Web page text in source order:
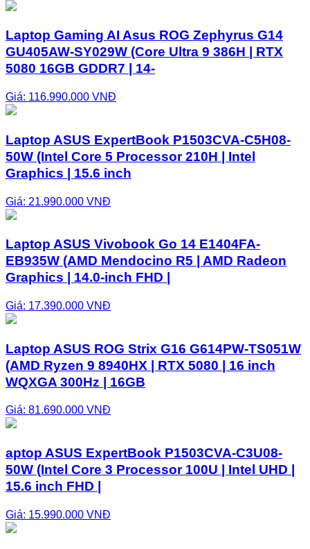
Laptop Gaming AI Asus ROG Zephyrus G14
GU405AW-SY029W (Core Ultra 9 386H | RTX
5080 16GB GDDR7 | 14-
Giá: 116.990.000 VNĐ
Laptop ASUS ExpertBook P1503CVA-C5H08-
50W (Intel Core 5 Processor 210H | Intel
Graphics | 15.6 inch
Giá: 21.990.000 VNĐ
Laptop ASUS Vivobook Go 14 E1404FA-
EB935W (AMD Mendocino R5 | AMD Radeon
Graphics | 14.0-inch FHD |
Giá: 17.390.000 VNĐ
Laptop ASUS ROG Strix G16 G614PW-TS051W
(AMD Ryzen 9 8940HX | RTX 5080 | 16 inch
WQXGA 300Hz | 16GB
Giá: 81.690.000 VNĐ
aptop ASUS ExpertBook P1503CVA-C3U08-
50W (Intel Core 3 Processor 100U | Intel UHD |
15.6 inch FHD |
Giá: 15.990.000 VNĐ